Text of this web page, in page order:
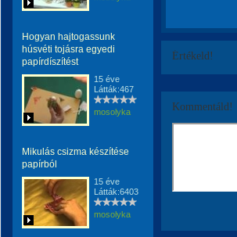
Hogyan hajtogassunk
húsvéti tojásra egyedi
papírdíszítést
15 éve
Látták:467
mosolyka
Mikulás csizma készítése
papírból
15 éve
Látták:6403
mosolyka
Értékeld!
Kommentáld!